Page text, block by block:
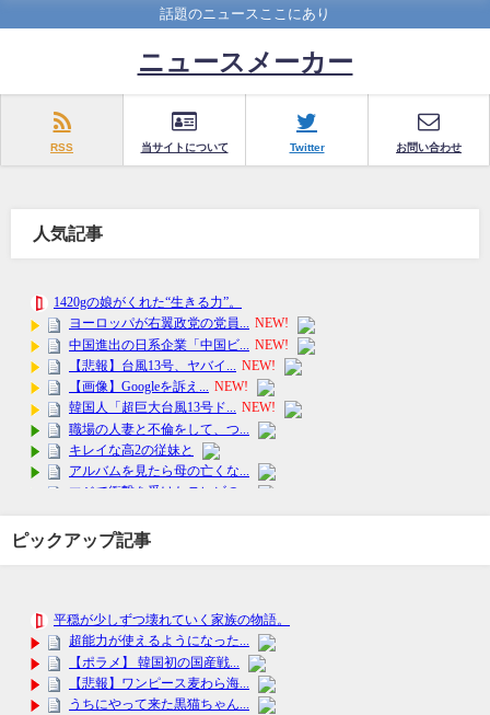
話題のニュースここにあり
ニュースメーカー
RSS 当サイトについて Twitter お問い合わせ
人気記事
ピックアップ記事